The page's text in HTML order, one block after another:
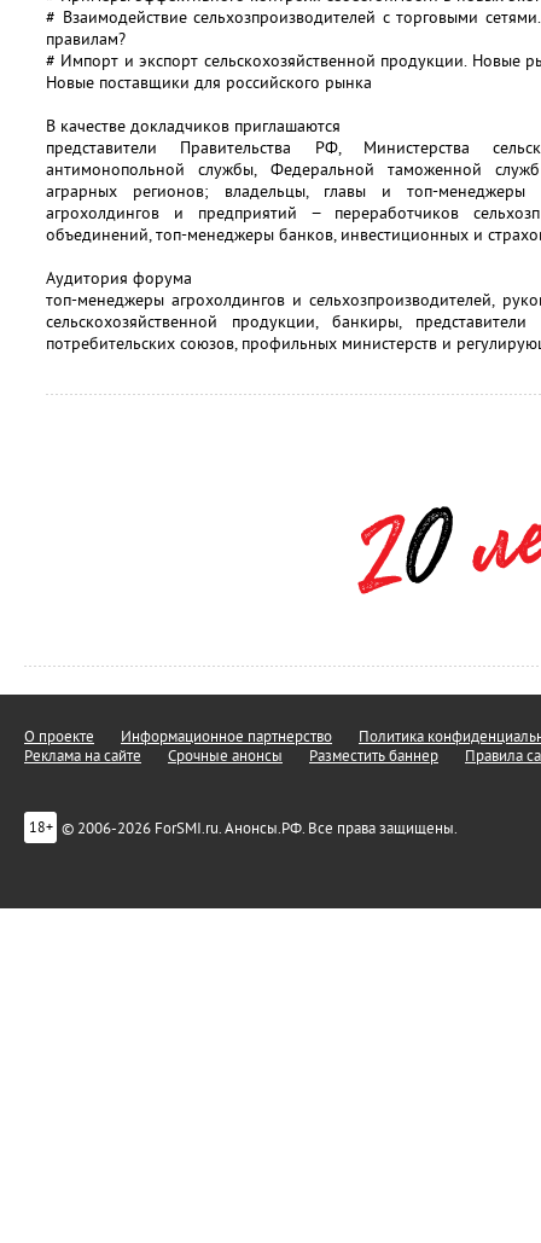
# Взаимодействие сельхозпроизводителей с торговыми
правилам?
# Импорт и экспорт сельскохозяйственной продукции. Новые
Новые поставщики для российского рынка
В качестве докладчиков приглашаются
представители Правительства РФ, Министерства
антимонопольной службы, Федеральной таможенной
аграрных регионов; владельцы, главы и топ-
агрохолдингов и предприятий − переработчиков
объединений, топ-менеджеры банков, инвестиционных и
Аудитория форума
топ-менеджеры агрохолдингов и сельхозпроизводителей,
сельскохозяйственной продукции, банкиры,
потребительских союзов, профильных министерств и
О проекте Информационное партнерство
Политика
Реклама на сайте
Срочные анонсы Разместить баннер Правила
18+ © 2006-2026 ForSMI.ru. Анонсы.РФ. Все права защищены.